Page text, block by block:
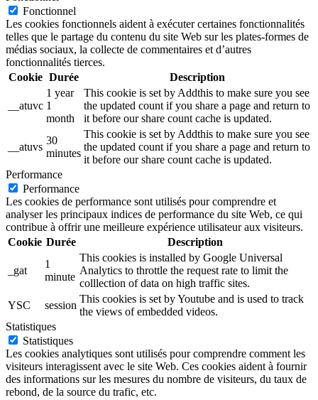
Fonctionnel
Les cookies fonctionnels aident à exécuter certaines fonctionnalités
telles que le partage du contenu du site Web sur les plates-formes de
médias sociaux, la collecte de commentaires et d’autres
fonctionnalités tierces.
Cookie Durée Description
__atuvc
1 year
1
month
This cookie is set by Addthis to make sure you see
the updated count if you share a page and return to
it before our share count cache is updated.
__atuvs
30
minutes
This cookie is set by Addthis to make sure you see
the updated count if you share a page and return to
it before our share count cache is updated.
Performance
Performance
Les cookies de performance sont utilisés pour comprendre et
analyser les principaux indices de performance du site Web, ce qui
contribue à offrir une meilleure expérience utilisateur aux visiteurs.
Cookie Durée Description
_gat
1
minute
This cookies is installed by Google Universal
Analytics to throttle the request rate to limit the
colllection of data on high traffic sites.
YSC
session
This cookies is set by Youtube and is used to track
the views of embedded videos.
Statistiques
Statistiques
Les cookies analytiques sont utilisés pour comprendre comment les
visiteurs interagissent avec le site Web. Ces cookies aident à fournir
des informations sur les mesures du nombre de visiteurs, du taux de
rebond, de la source du trafic, etc.